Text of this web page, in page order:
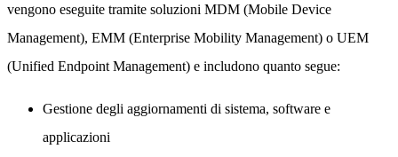
vengono eseguite tramite soluzioni MDM (Mobile Device
Management), EMM (Enterprise Mobility Management) o UEM
(Unified Endpoint Management) e includono quanto segue:
Gestione degli aggiornamenti di sistema, software e
applicazioni